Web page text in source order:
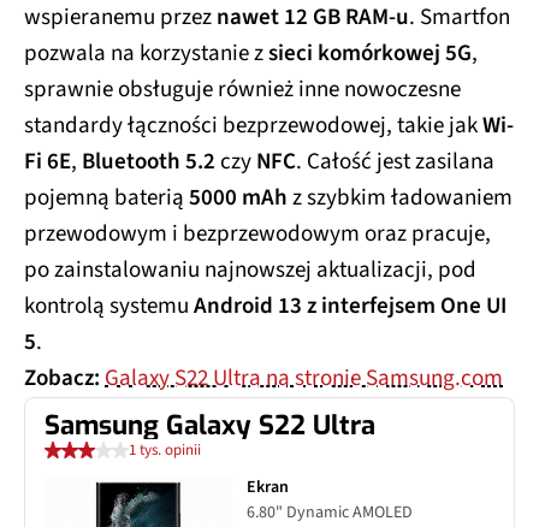
wspieranemu przeznawet 12 GB RAM-u. Smartfon
pozwala na korzystanie zsieci komórkowej 5G,
sprawnie obsługuje również inne nowoczesne
standardy łączności bezprzewodowej, takie jakWi-
Fi 6E, Bluetooth 5.2czyNFC. Całość jest zasilana
pojemną baterią5000 mAhz szybkim ładowaniem
przewodowym i bezprzewodowym oraz pracuje,
po zainstalowaniu najnowszej aktualizacji, pod
kontrolą systemuAndroid 13 z interfejsem One UI
5.
Zobacz:Galaxy S22 Ultra na stronie Samsung.com
Samsung Galaxy S22 Ultra
1 tys. opinii
Ekran
6.80" Dynamic AMOLED